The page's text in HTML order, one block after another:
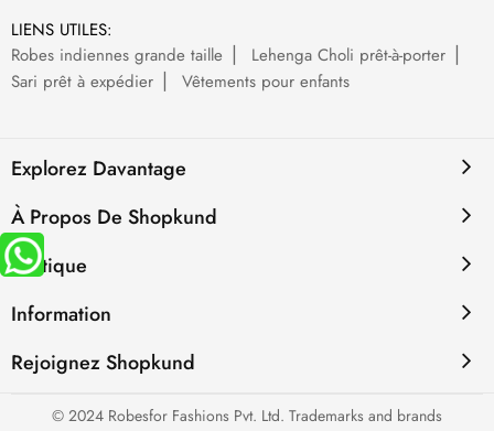
LIENS UTILES:
Robes indiennes grande taille
Lehenga Choli prêt-à-porter
Sari prêt à expédier
Vêtements pour enfants
Explorez Davantage
À Propos De Shopkund
Politique
Information
Rejoignez Shopkund
© 2024 Robesfor Fashions Pvt. Ltd. Trademarks and brands